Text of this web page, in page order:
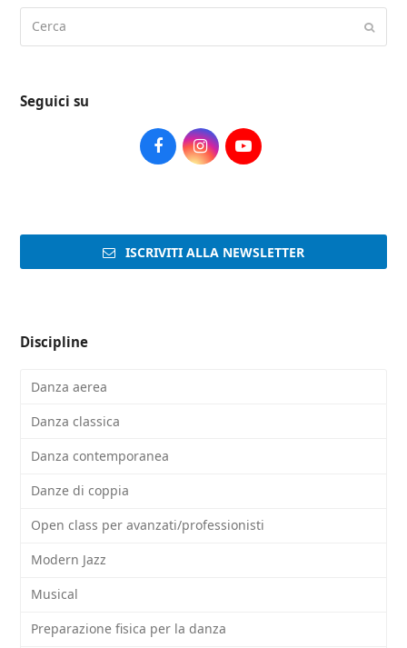
Seguici su
FacebookInstagramYoutube
ISCRIVITI ALLA NEWSLETTER
Discipline
Danza aerea
Danza classica
Danza contemporanea
Danze di coppia
Open class per avanzati/professionisti
Modern Jazz
Musical
Preparazione fisica per la danza